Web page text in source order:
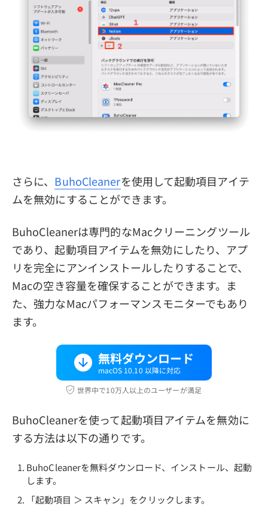
さらに、 BuhoCleanerを使用して起動項目アイテ
ムを無効にすることができます。
BuhoCleanerは専門的なMacクリーニングツール
であり、起動項目アイテムを無効にしたり、アプ
リを完全にアンインストールしたりすることで、
Macの空き容量を確保することができます。ま
た、強力なMacパフォーマンスモニターでもあり
ます。
無料ダウンロード
macOS 10.10 以降に対応
世界中で10万人以上のユーザーが満足
BuhoCleanerを使って起動項目アイテムを無効に
する方法は以下の通りです。
BuhoCleanerを無料ダウンロード、インストール、起動
します。
「起動項目 ＞ スキャン」をクリックします。